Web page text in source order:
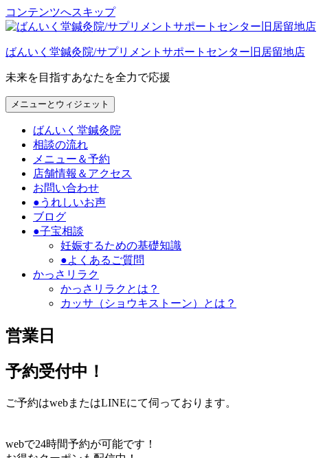
コンテンツへスキップ
ばんいく堂鍼灸院/サプリメントサポートセンター旧居留地店
未来を目指すあなたを全力で応援
メニューとウィジェット
ばんいく堂鍼灸院
相談の流れ
メニュー＆予約
店舗情報＆アクセス
お問い合わせ
●うれしいお声
ブログ
●子宝相談
妊娠するための基礎知識
●よくあるご質問
かっさリラク
かっさリラクとは？
カッサ（ショウキストーン）とは？
営業日
予約受付中！
ご予約はwebまたはLINEにて伺っております。
webで24時間予約が可能です！